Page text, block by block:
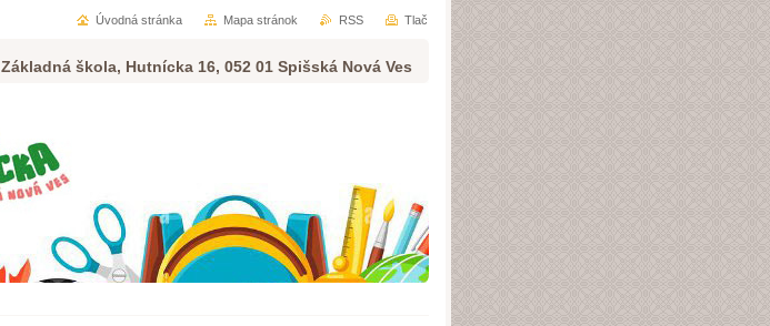
Základná škola, Hutnícka 16, 052 01 Spišská Nová Ves
Úvodná stránka Mapa stránok RSS Tlač